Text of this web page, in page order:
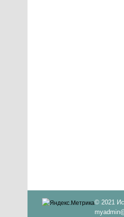
© 2021